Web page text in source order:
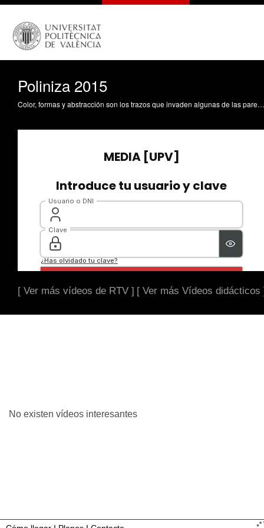
Poliniza 2015
Color, formas y abstracción son los trazos que invaden algunas de las paredes de la Universitat Politècnica de València. Una irresistible atracción para la comunidad universitaria y para los visitantes que quieren conocer cómo se realiza el arte urbano, en tiempo real.
[ Ver más vídeos de RTV ] [ Ver más Vídeos didácticos
No existen vídeos interesantes